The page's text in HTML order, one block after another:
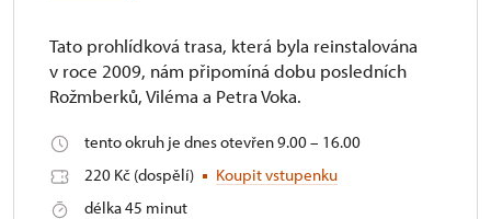
Tato prohlídková trasa, která byla reinstalována
v roce 2009, nám připomíná dobu posledních
Rožmberků, Viléma a Petra Voka.
tento okruh je dnes otevřen 9.00 – 16.00
220 Kč (dospělí)
Koupit vstupenku
délka 45 minut